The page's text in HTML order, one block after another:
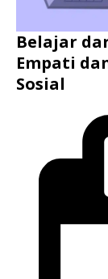
Belajar
Empati
Sosial